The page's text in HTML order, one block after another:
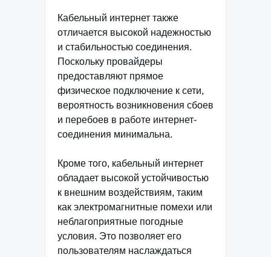
Кабельный интернет также
отличается высокой надежностью
и стабильностью соединения.
Поскольку провайдеры
предоставляют прямое
физическое подключение к сети,
вероятность возникновения сбоев
и перебоев в работе интернет-
соединения минимальна.
Кроме того, кабельный интернет
обладает высокой устойчивостью
к внешним воздействиям, таким
как электромагнитные помехи или
неблагоприятные погодные
условия. Это позволяет его
пользователям наслаждаться